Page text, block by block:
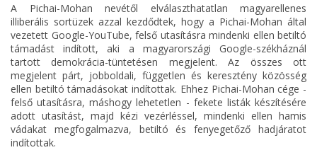
A Pichai-Mohan nevétől elválaszthatatlan magyarellenes
illiberális sortüzek azzal kezdődtek, hogy a Pichai-Mohan által
vezetett Google-YouTube, felső utasításra mindenki ellen betiltó
támadást indított, aki a magyarországi Google-székháznál
tartott demokrácia-tüntetésen megjelent. Az összes ott
megjelent párt, jobboldali, független és keresztény közösség
ellen betiltó támadásokat indítottak. Ehhez Pichai-Mohan cége -
felső utasításra, máshogy lehetetlen - fekete listák készítésére
adott utasítást, majd kézi vezérléssel, mindenki ellen hamis
vádakat megfogalmazva, betiltó és fenyegetőző hadjáratot
indítottak.